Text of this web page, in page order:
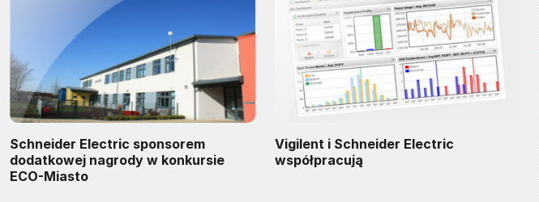
Schneider Electric sponsorem
dodatkowej nagrody w konkursie
ECO-Miasto
Vigilent i Schneider Electric
współpracują